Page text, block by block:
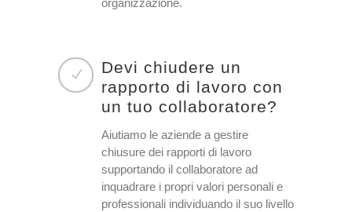
organizzazione.
Devi chiudere un
rapporto di lavoro con
un tuo collaboratore?
Aiutiamo le aziende a gestire
chiusure dei rapporti di lavoro
supportando il collaboratore ad
inquadrare i propri valori personali e
professionali individuando il suo livello